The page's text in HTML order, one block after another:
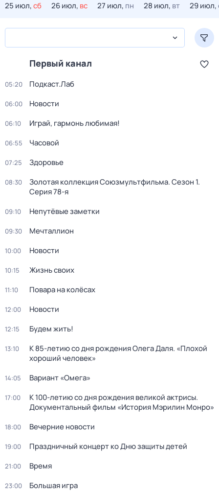
25 июл,сб 26 июл, вс 27 июл, пн 28 июл, вт 29 июл,
Первый канал
05:20 Подкаст.Лаб
06:00 Новости
06:10 Играй, гармонь любимая!
06:55 Часовой
07:25 Здоровье
08:30 Золотая коллекция Союзмультфильма. Сезон 1.
Серия 78-я
09:10 Непутёвые заметки
09:30 Мечталлион
10:00 Новости
10:15 Жизнь своих
11:10 Повара на колёсах
12:00 Новости
12:15 Будем жить!
13:10
К 85-летию со дня рождения Олега Даля. «Плохой
хороший человек»
14:05 Вариант «Омега»
17:00
К 100-летию со дня рождения великой актрисы.
Документальный фильм «История Мэрилин Монро»
18:00 Вечерние новости
19:00 Праздничный концерт ко Дню защиты детей
21:00 Время
23:00 Большая игра